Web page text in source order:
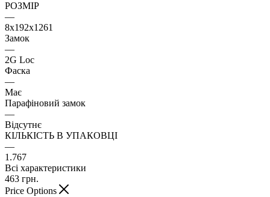
РОЗМІР
—
8х192х1261
Замок
—
2G Loc
Фаска
—
Має
Парафіновий замок
—
Відсутнє
КІЛЬКІСТЬ В УПАКОВЦІ
—
1.767
Всі характеристики
463 грн.
Price Options